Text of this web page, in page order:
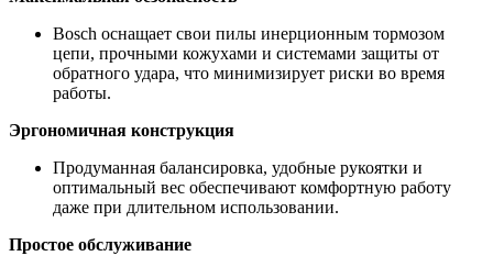
Bosch оснащает свои пилы инерционным тормозом
цепи, прочными кожухами и системами защиты от
обратного удара, что минимизирует риски во время
работы.
Эргономичная конструкция
Продуманная балансировка, удобные рукоятки и
оптимальный вес обеспечивают комфортную работу
даже при длительном использовании.
Простое обслуживание